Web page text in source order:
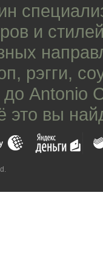
и
, рэгги,
до Antonio
это вы